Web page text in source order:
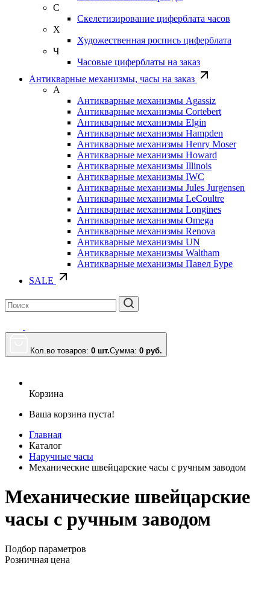
С
Скелетизирование циферблата часов
Х
Художественная роспись циферблата
Ч
Часовые циферблаты на заказ
Антикварные механизмы, часы на заказ
А
Антикварные механизмы Agassiz
Антикварные механизмы Cortebert
Антикварные механизмы Elgin
Антикварные механизмы Hampden
Антикварные механизмы Henry Moser
Антикварные механизмы Howard
Антикварные механизмы Illinois
Антикварные механизмы IWC
Антикварные механизмы Jules Jurgensen
Антикварные механизмы LeCoultre
Антикварные механизмы Longines
Антикварные механизмы Omega
Антикварные механизмы Renova
Антикварные механизмы UN
Антикварные механизмы Waltham
Антикварные механизмы Павел Буре
SALE
Кол.во товаров: 0 шт.Сумма: 0 руб.
Корзина
Ваша корзина пуста!
Главная
Каталог
Наручные часы
Механические швейцарские часы с ручным заводом
Механические швейцарские
часы с ручным заводом
Подбор параметров
Розничная цена